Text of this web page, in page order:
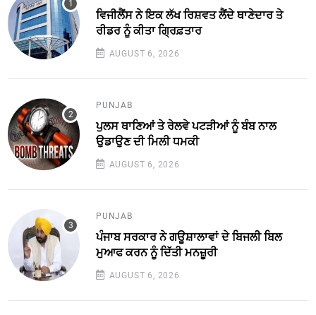
ਵਿਜੀਲੈਂਸ ਨੇ ਇਕ ਲੱਖ ਰਿਸ਼ਵਤ ਲੈਂਦੇ ਥਾਣੇਦਾਰ ਤੇ
ਰੀਡਰ ਨੂੰ ਕੀਤਾ ਗ੍ਰਿਫ਼ਤਾਰ
AUGUST 6, 2026
PUNJAB
ਪੁਲਸ ਥਾਣਿਆਂ ਤੇ ਰੇਲਵੇ ਪਟੜੀਆਂ ਨੂੰ ਬੰਬ ਨਾਲ
ਉਡਾਉਣ ਦੀ ਮਿਲੀ ਧਮਕੀ
AUGUST 6, 2026
PUNJAB
ਪੰਜਾਬ ਸਰਕਾਰ ਨੇ ਗਊਸ਼ਾਲਾਵਾਂ ਦੇ ਬਿਜਲੀ ਬਿਲ
ਮੁਆਫ ਕਰਨ ਨੂੰ ਦਿੱਤੀ ਮਨਜ਼ੂਰੀ
AUGUST 6, 2026